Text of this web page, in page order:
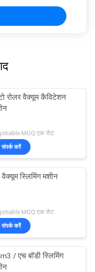
रोलर वैक्यूम कैविटेशन
MOQ:एक सेट
संपर्क करें
स्लिमिंग मशीन
MOQ:एक सेट
संपर्क करें
/ एच बॉडी स्लिमिंग